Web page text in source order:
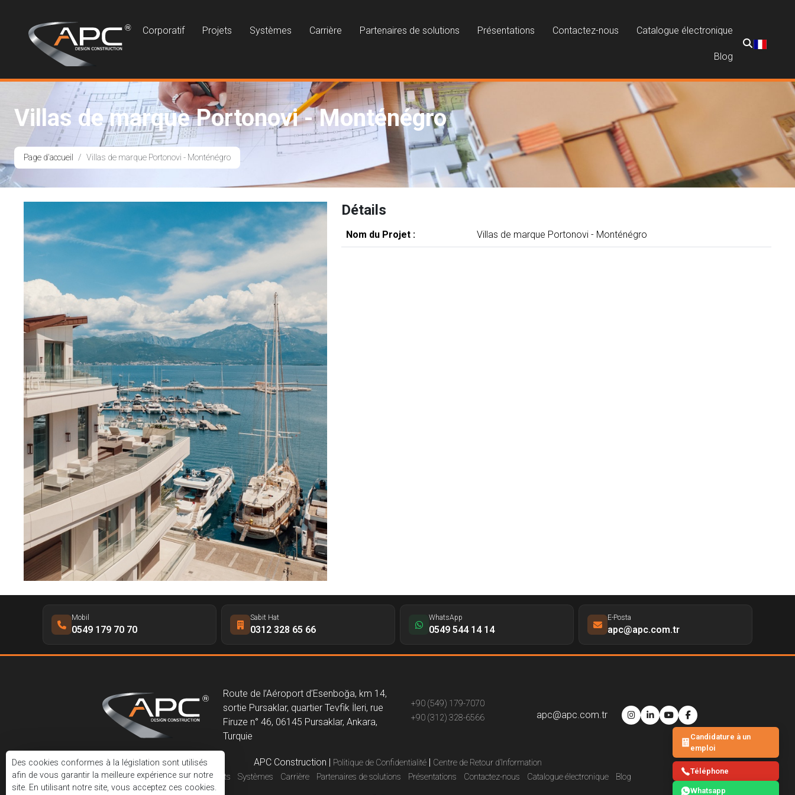
Corporatif Projets Systèmes Carrière Partenaires de solutions Présentations Contactez-nous Catalogue électronique
Blog
Villas de marque Portonovi - Monténégro
Page d'accueil Villas de marque Portonovi - Monténégro
Détails
Nom du Projet : Villas de marque Portonovi - Monténégro
Des cookies conformes à la législation sont utilisés
afin de vous garantir la meilleure expérience sur notre
site. En utilisant notre site, vous acceptez ces cookies.
Mobil
0549 179 70 70
Sabit Hat
0312 328 65 66
WhatsApp
0549 544 14 14
E-Posta
apc@apc.com.tr
Route de l’Aéroport d’Esenboğa, km 14,
sortie Pursaklar, quartier Tevfik İleri, rue
Firuze n° 46, 06145 Pursaklar, Ankara,
Turquie
+90 (549) 179-7070
+90 (312) 328-6566
apc@apc.com.tr
APC Construction Politique de Confidentialité
Centre de Retour d’Information
Corporatif
Projets Systèmes Carrière Partenaires de solutions Présentations Contactez-nous Catalogue électronique Blog
Candidature à un
emploi
Téléphone
Whatsapp